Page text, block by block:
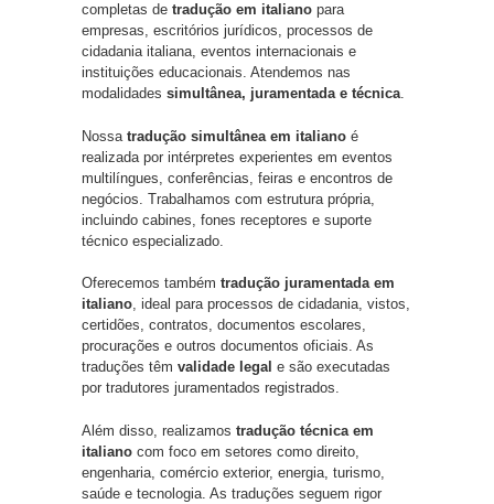
completas de tradução em italiano para
empresas, escritórios jurídicos, processos de
cidadania italiana, eventos internacionais e
instituições educacionais. Atendemos nas
modalidades simultânea, juramentada e técnica.
Nossa tradução simultânea em italiano é
realizada por intérpretes experientes em eventos
multilíngues, conferências, feiras e encontros de
negócios. Trabalhamos com estrutura própria,
incluindo cabines, fones receptores e suporte
técnico especializado.
Oferecemos também tradução juramentada em
italiano, ideal para processos de cidadania, vistos,
certidões, contratos, documentos escolares,
procurações e outros documentos oficiais. As
traduções têm validade legal e são executadas
por tradutores juramentados registrados.
Além disso, realizamos tradução técnica em
italiano com foco em setores como direito,
engenharia, comércio exterior, energia, turismo,
saúde e tecnologia. As traduções seguem rigor